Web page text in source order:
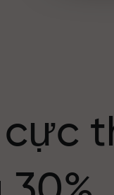
Loprais mang
kỷ luật vào thế